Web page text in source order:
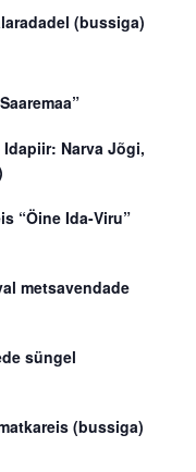
(bussiga)
Idapiir: Narva Jõgi,
“Öine Ida-Viru”
metsavendade
süngel
(bussiga)